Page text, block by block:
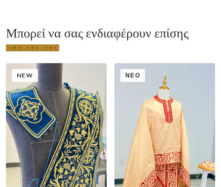
Μπορεί να σας ενδιαφέρουν επίσης
NEW ΝΈΟ